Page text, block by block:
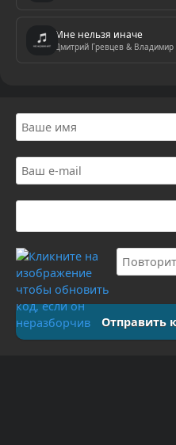
Мне нельзя иначе
Дмитрий Гревцев &
Отправить